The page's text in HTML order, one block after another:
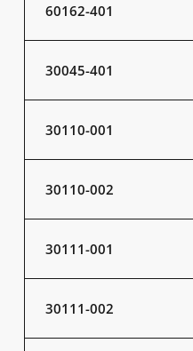
60162-401
30045-401
30110-001
30110-002
30111-001
30111-002